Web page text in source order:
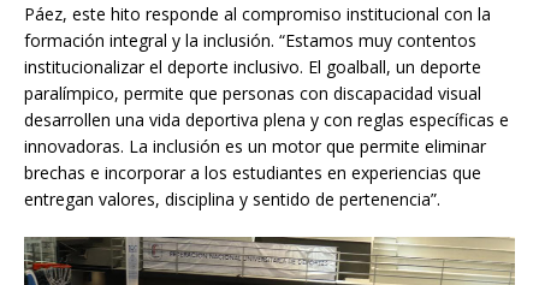
Páez, este hito responde al compromiso institucional con la
formación integral y la inclusión. “Estamos muy contentos
institucionalizar el deporte inclusivo. El goalball, un deporte
paralímpico, permite que personas con discapacidad visual
desarrollen una vida deportiva plena y con reglas específicas e
innovadoras. La inclusión es un motor que permite eliminar
brechas e incorporar a los estudiantes en experiencias que
entregan valores, disciplina y sentido de pertenencia”.